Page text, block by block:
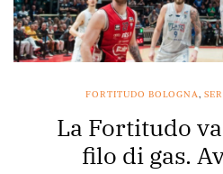
FORTITUDO BOLOGNA,
La Fortitudo
filo di gas.